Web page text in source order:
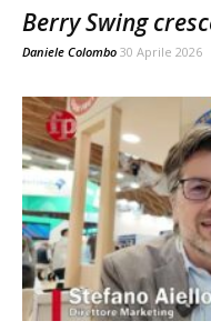
Berry Swing
Daniele Colombo 30 Aprile 2026